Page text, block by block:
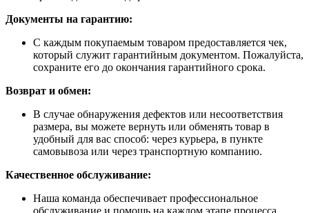
Документы на гарантию:
С каждым покупаемым товаром предоставляется чек,
который служит гарантийным документом. Пожалуйста,
сохраните его до окончания гарантийного срока.
Возврат и обмен:
В случае обнаружения дефектов или несоответствия
размера, вы можете вернуть или обменять товар в
удобный для вас способ: через курьера, в пункте
самовывоза или через транспортную компанию.
Качественное обслуживание:
Наша команда обеспечивает профессиональное
обслуживание и помощь на каждом этапе процесса